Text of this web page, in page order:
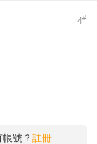
4#
號？註冊